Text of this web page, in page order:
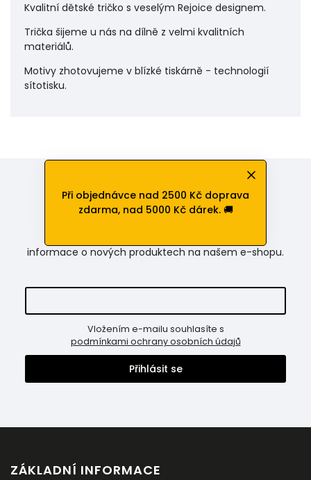
Při objednávce nad 2500 Kč doprava
zdarma, nad 5000 Kč dárek. 🚚
Kvalitní dětské tričko s veselým Rejoice designem.
Trička šijeme u nás na dílně z velmi kvalitních
materiálů.
Motivy zhotovujeme v blízké tiskárně - technologií
sítotisku.
Odebírat newsletter
informace o nových produktech na našem e-shopu.
podmínkami ochrany osobních údajů
Přihlásit se
ZÁKLADNÍ INFORMACE